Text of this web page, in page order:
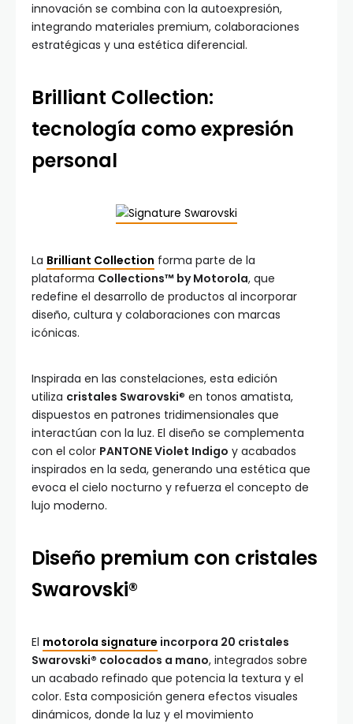
innovación se combina con la autoexpresión,
integrando materiales premium, colaboraciones
estratégicas y una estética diferencial.
Brilliant Collection:
tecnología como expresión
personal
La Brilliant Collection forma parte de la
plataforma Collections™ by Motorola, que
redefine el desarrollo de productos al incorporar
diseño, cultura y colaboraciones con marcas
icónicas.
Inspirada en las constelaciones, esta edición
utiliza cristales Swarovski® en tonos amatista,
dispuestos en patrones tridimensionales que
interactúan con la luz. El diseño se complementa
con el color PANTONE Violet Indigo y acabados
inspirados en la seda, generando una estética que
evoca el cielo nocturno y refuerza el concepto de
lujo moderno.
Diseño premium con cristales
Swarovski®
El motorola signature incorpora 20 cristales
Swarovski® colocados a mano, integrados sobre
un acabado refinado que potencia la textura y el
color. Esta composición genera efectos visuales
dinámicos, donde la luz y el movimiento